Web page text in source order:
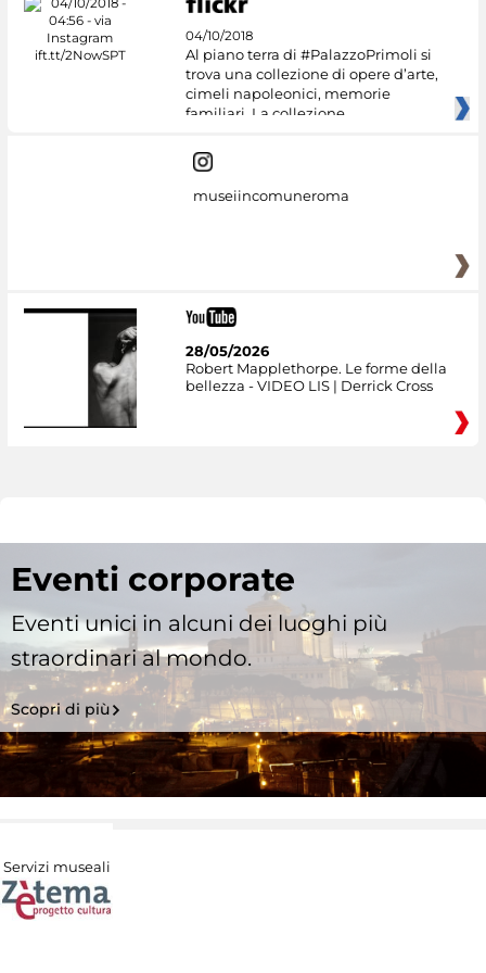
04/10/2018
Al piano terra di #PalazzoPrimoli si
trova una collezione di opere d’arte,
cimeli napoleonici, memorie
familiari. La collezione
museiincomuneroma
28/05/2026
Robert Mapplethorpe. Le forme della
bellezza - VIDEO LIS | Derrick Cross
Eventi corporate
Eventi unici in alcuni dei luoghi più
straordinari al mondo.
Scopri di più
Servizi museali